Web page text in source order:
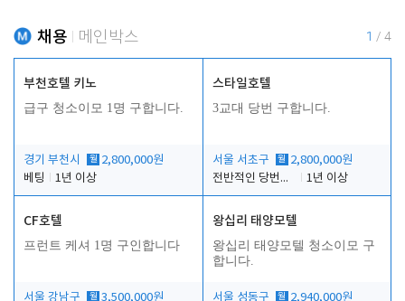
채용 메인박스 1 / 4
부천호텔 키노
급구 청소이모 1명 구합니다.
경기 부천시 월 2,800,000원
베팅
1년 이상
스타일호텔
3교대 당번 구합니다.
서울 서초구 월 2,800,000원
전반적인 당번업무
1년 이상
CF호텔
프런트 케셔 1명 구인합니다
서울 강남구 월 3,500,000원
왕십리 태양모텔
왕십리 태양모텔 청소이모 구
합니다.
서울 성동구 월 2,940,000원